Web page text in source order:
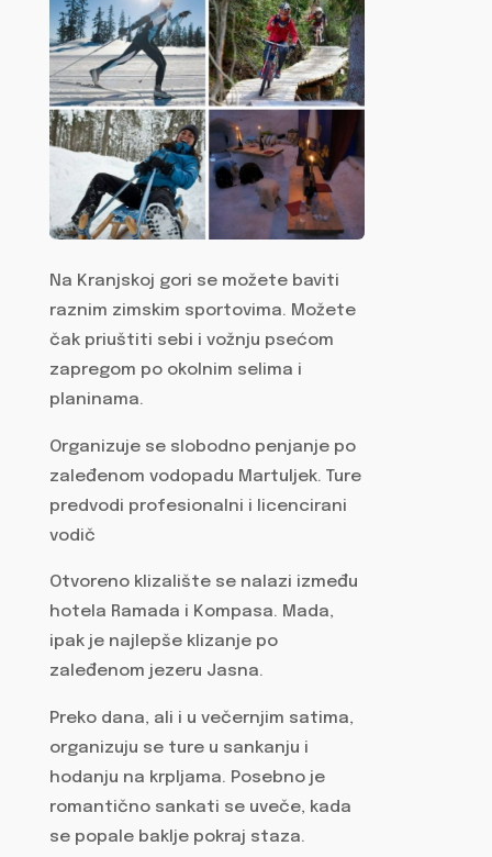
Na Kranjskoj gori se možete baviti
raznim zimskim sportovima. Možete
čak priuštiti sebi i vožnju psećom
zapregom po okolnim selima i
planinama.
Organizuje se slobodno penjanje po
zaleđenom vodopadu Martuljek. Ture
predvodi profesionalni i licencirani
vodič
Otvoreno klizalište se nalazi između
hotela Ramada i Kompasa. Mada,
ipak je najlepše klizanje po
zaleđenom jezeru Jasna.
Preko dana, ali i u večernjim satima,
organizuju se ture u sankanju i
hodanju na krpljama. Posebno je
romantično sankati se uveče, kada
se popale baklje pokraj staza.